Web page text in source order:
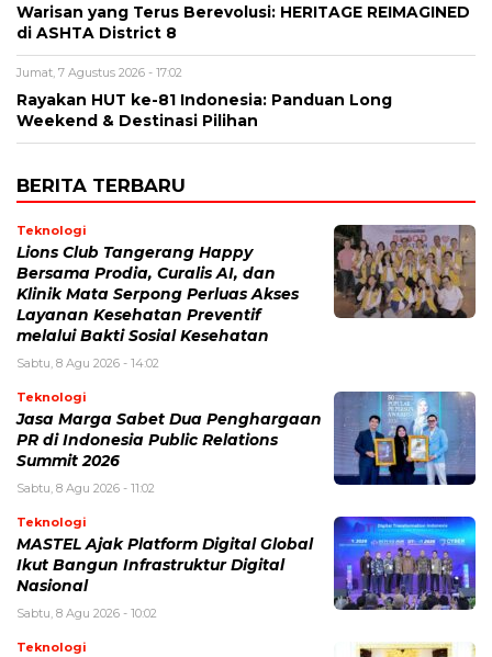
Warisan yang Terus Berevolusi: HERITAGE REIMAGINED
di ASHTA District 8
Jumat, 7 Agustus 2026 - 17:02
Rayakan HUT ke-81 Indonesia: Panduan Long
Weekend & Destinasi Pilihan
BERITA TERBARU
Teknologi
Lions Club Tangerang Happy
Bersama Prodia, Curalis AI, dan
Klinik Mata Serpong Perluas Akses
Layanan Kesehatan Preventif
melalui Bakti Sosial Kesehatan
Sabtu, 8 Agu 2026 - 14:02
Teknologi
Jasa Marga Sabet Dua Penghargaan
PR di Indonesia Public Relations
Summit 2026
Sabtu, 8 Agu 2026 - 11:02
Teknologi
MASTEL Ajak Platform Digital Global
Ikut Bangun Infrastruktur Digital
Nasional
Sabtu, 8 Agu 2026 - 10:02
Teknologi